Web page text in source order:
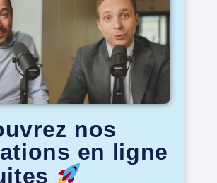
nos
en ligne